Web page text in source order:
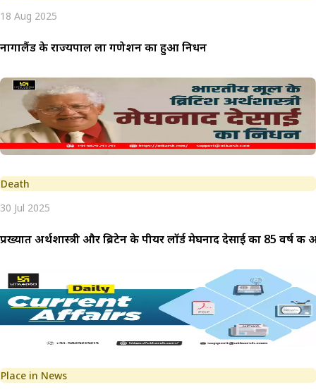
18 Aug 2025
नागालैंड के राज्यपाल ला गणेशन का हुआ निधन
Death
30 Jul 2025
प्रख्यात अर्थशास्त्री और ब्रिटेन के पीयर लॉर्ड मेघनाद देसाई का 85 वर्ष
Place in News